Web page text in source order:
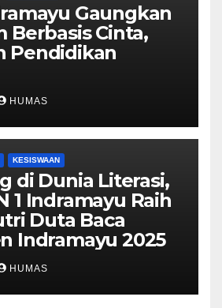
Gaungkan
Berbasis Cinta,
Pendidikan
HUMAS
KESISWAAN
di Dunia Literasi,
1 Indramayu Raih
Duta Baca
Indramayu 2025
HUMAS